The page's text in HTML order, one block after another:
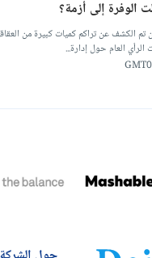
الوفرة إلى أزمة؟
تم الكشف عن تراكم كميات كبيرة من
العام حول إدارة...